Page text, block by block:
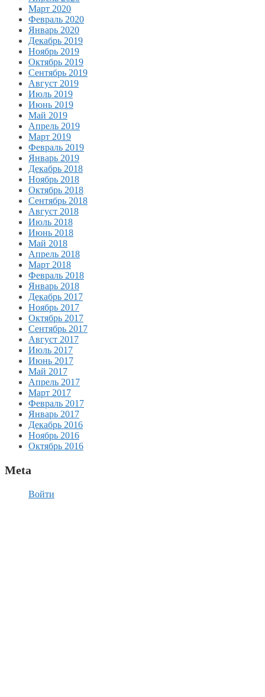
Март 2020
Февраль 2020
Январь 2020
Декабрь 2019
Ноябрь 2019
Октябрь 2019
Сентябрь 2019
Август 2019
Июль 2019
Июнь 2019
Май 2019
Апрель 2019
Март 2019
Февраль 2019
Январь 2019
Декабрь 2018
Ноябрь 2018
Октябрь 2018
Сентябрь 2018
Август 2018
Июль 2018
Июнь 2018
Май 2018
Апрель 2018
Март 2018
Февраль 2018
Январь 2018
Декабрь 2017
Ноябрь 2017
Октябрь 2017
Сентябрь 2017
Август 2017
Июль 2017
Июнь 2017
Май 2017
Апрель 2017
Март 2017
Февраль 2017
Январь 2017
Декабрь 2016
Ноябрь 2016
Октябрь 2016
Meta
Войти